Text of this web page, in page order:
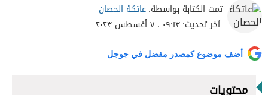
تمت الكتابة بواسطة:عاتكة الحصان
آخر تحديث:٠٩:١٣ ، ٧ أغسطس ٢٠٢٣
أضف موضوع كمصدر مفضل في جوجل
محتويات